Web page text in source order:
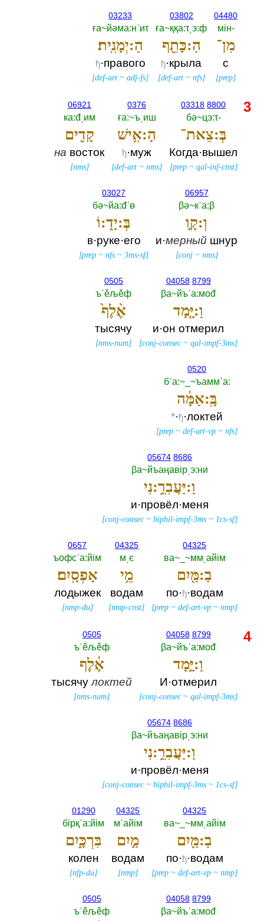
04480
мiн-‎
מִן־
с
[prep]
03802
ға~ққа:τˌэ:ф
הַ:כָּתֵ֖ף
ђ·крыла
[def-art~ nfs]
03233
ға~йәма:нˈиτ
הַ:יְמָנִֽית׃
ђ·правого
[def-art ~adj-fs]
03318 8800
бә~цэ:τ-‎
בְּ:צֵאת־
Когда·вышел
[prep~ qal-inf-cnst]
0376
ға:~ъˌиш
הָ:אִ֥ישׁ
ђ·муж
[def-art ~nms]
06921
ка:đˌим
קָדִ֖ים
на восток
[nms]
06957
βә~кˈа:β
וְ:קָ֣ו
и·мерный шнур
[conj~ nms]
03027
бә~йа:đˈө
בְּ:יָד֑:וֹ
в·руке·его
[prep ~nfs ~3ms-sf]
04058 8799
βа~йъˈа:моđ
וַ:יָּ֤מָד
и·он отмерил
[conj-consec ~qal-impf-3ms]
0505
ъˈěљěф
אֶ֨לֶף֙
тысячу
[nms-num]
0520
бˈа:~_~ъаммˈа:‎
בָּֽ:אַמָּ֔ה
*·ђ·локтей
[prep ~def-art-vp ~nfs]
05674 8686
βа~йъаңавiрˌэ:ни
וַ:יַּעֲבִרֵ֥:נִי
и·провёл·меня
[conj-consec ~hiphil-impf-3ms ~1cs-sf]
04325
ва~_~ммˌайiм
בַ:מַּ֖יִם
по·ђ·водам
[prep ~def-art-vp ~nmp]
04325
мˌє
מֵ֥י
водам
[nmp-cnst]
0657
ъофсˈа:йiм
אָפְסָֽיִם׃
лодыжек
[nmp-du]
3
04058 8799
βа~йъˈа:моđ
וַ:יָּ֣מָד
И·отмерил
[conj-consec ~qal-impf-3ms]
0505
ъˈěљěф
אֶ֔לֶף
тысячулоктей
[nms-num]
05674 8686
βа~йъаңавiрˌэ:ни
וַ:יַּעֲבִרֵ֥:נִי
и·провёл·меня
[conj-consec ~hiphil-impf-3ms ~1cs-sf]
04325
ва~_~ммˌайiм
בַ:מַּ֖יִם
по·ђ·водам
[prep ~def-art-vp ~nmp]
04325
мˈайiм
מַ֣יִם
водам
[nmp]
01290
бiрқˈа:йiм
בִּרְכָּ֑יִם
колен
[nfp-du]
04058 8799
βа~йъˈа:моđ
0505
ъˈěљěф
4